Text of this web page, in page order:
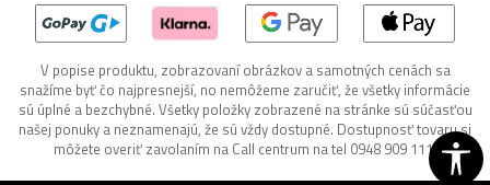
V popise produktu, zobrazovaní obrázkov a samotných cenách sa
snažíme byť čo najpresnejší, no nemôžeme zaručiť, že všetky informácie
sú úplné a bezchybné. Všetky položky zobrazené na stránke sú súčasťou
našej ponuky a neznamenajú, že sú vždy dostupné. Dostupnosť tovaru si
môžete overiť zavolaním na Call centrum na tel 0948 909 111.